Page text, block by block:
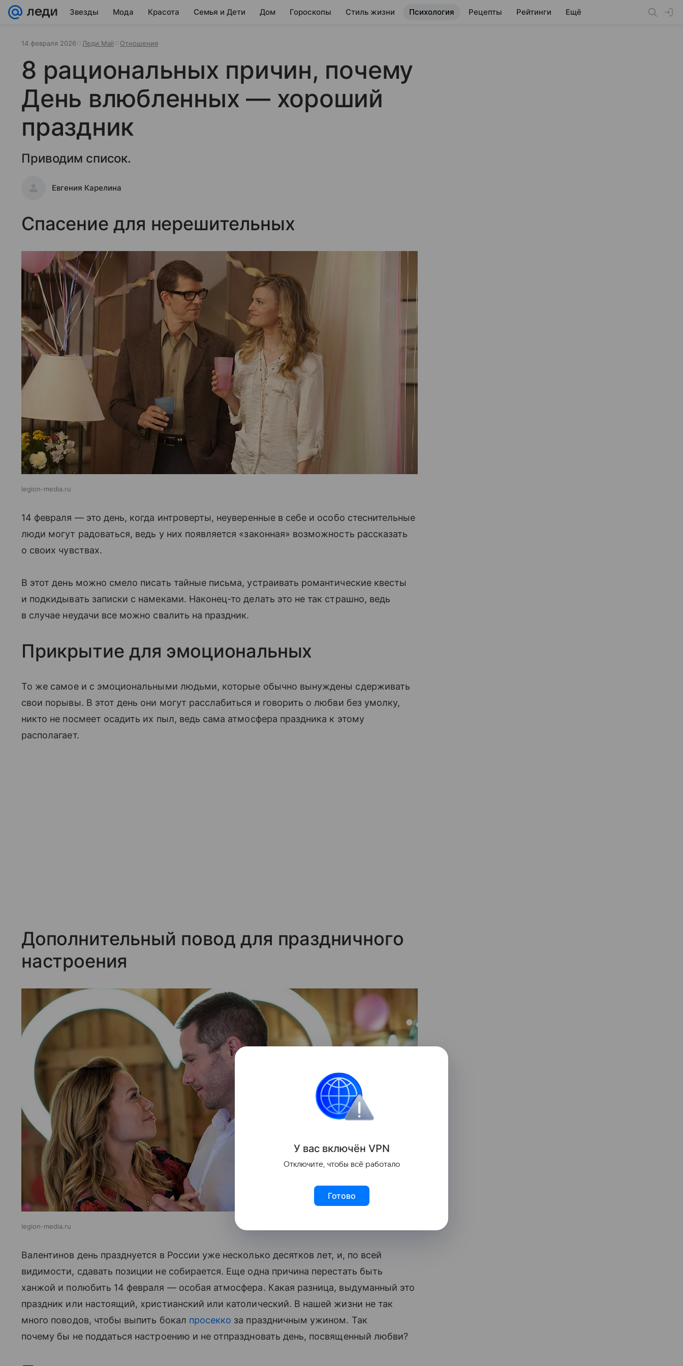
Звезды Мода Красота Семья и Дети Дом Гороскопы Стиль жизни Психология Рецепты Рейтинги Ещё
14 февраля 2026 Леди Mail Отношения
8 рациональных причин, почему
День влюбленных — хороший
праздник
Приводим список.
Евгения Карелина
Спасение для нерешительных
legion-media.ru
14 февраля — это день, когда интроверты, неуверенные в себе и особо стеснительные
люди могут радоваться, ведь у них появляется «законная» возможность рассказать
о своих чувствах.
В этот день можно смело писать тайные письма, устраивать романтические квесты
и подкидывать записки с намеками. Наконец-то делать это не так страшно, ведь
в случае неудачи все можно свалить на праздник.
Прикрытие для эмоциональных
То же самое и с эмоциональными людьми, которые обычно вынуждены сдерживать
свои порывы. В этот день они могут расслабиться и говорить о любви без умолку,
никто не посмеет осадить их пыл, ведь сама атмосфера праздника к этому
располагает.
Дополнительный повод для праздничного
настроения
legion-media.ru
Валентинов день празднуется в России уже несколько десятков лет, и, по всей
видимости, сдавать позиции не собирается. Еще одна причина перестать быть
ханжой и полюбить 14 февраля — особая атмосфера. Какая разница, выдуманный это
праздник или настоящий, христианский или католический. В нашей жизни не так
много поводов, чтобы выпить бокал просекко за праздничным ужином. Так
почему бы не поддаться настроению и не отпраздновать день, посвященный любви?
У вас включён VPN
Отключите, чтобы всё работало
Готово